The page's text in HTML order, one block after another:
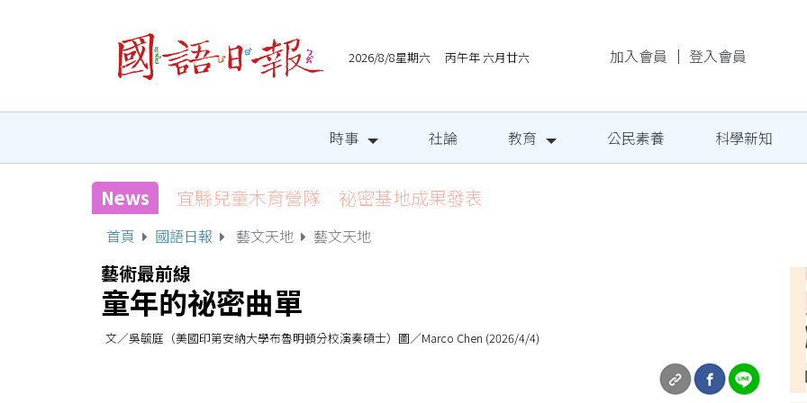
2026/8/8星期六 丙午年 六月廿六 加入會員 ｜ 登入會員
時事 社論 教育 公民素養 科學新知
News 宜縣兒童木育營隊 祕密基地成果發表
首頁 國語日報 藝文天地 藝文天地
藝術最前線
童年的祕密曲單
文／吳毓庭（美國印第安納大學布魯明頓分校演奏碩士）圖／Marco Chen (2026/4/4)